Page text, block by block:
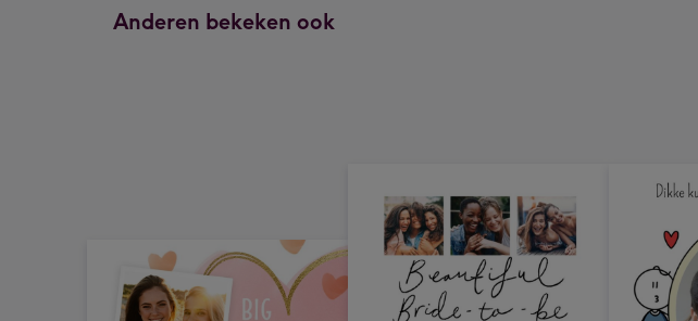
Anderen bekeken ook